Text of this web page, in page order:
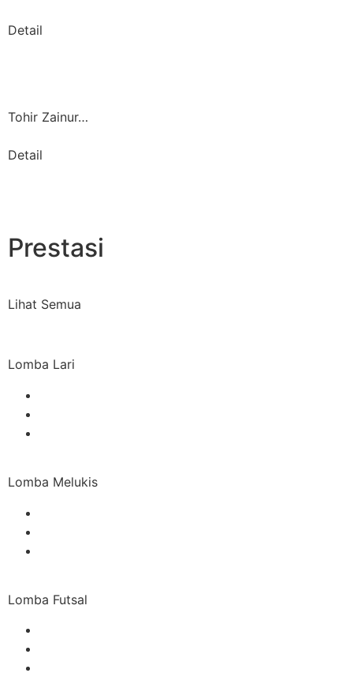
Detail
Tohir Zainur…
Detail
Prestasi
Lihat Semua
Lomba Lari
Lomba Melukis
Lomba Futsal